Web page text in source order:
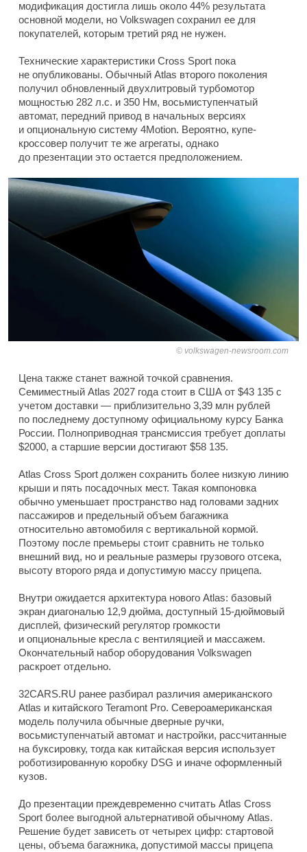
модификация достигла лишь около 44% результата
основной модели, но Volkswagen сохранил ее для
покупателей, которым третий ряд не нужен.
Технические характеристики Cross Sport пока
не опубликованы. Обычный Atlas второго поколения
получил обновленный двухлитровый турбомотор
мощностью 282 л.с. и 350 Нм, восьмиступенчатый
автомат, передний привод в начальных версиях
и опциональную систему 4Motion. Вероятно, купе-
кроссовер получит те же агрегаты, однако
до презентации это остается предположением.
volkswagen-newsroom.com
Цена также станет важной точкой сравнения.
Семиместный Atlas 2027 года стоит в США от $43 135 с
учетом доставки — приблизительно 3,39 млн рублей
по последнему доступному официальному курсу Банка
России. Полноприводная трансмиссия требует доплаты
$2000, а старшие версии достигают $58 135.
Atlas Cross Sport должен сохранить более низкую линию
крыши и пять посадочных мест. Такая компоновка
обычно уменьшает пространство над головами задних
пассажиров и предельный объем багажника
относительно автомобиля с вертикальной кормой.
Поэтому после премьеры стоит сравнить не только
внешний вид, но и реальные размеры грузового отсека,
высоту второго ряда и допустимую массу прицепа.
Внутри ожидается архитектура нового Atlas: базовый
экран диагональю 12,9 дюйма, доступный 15-дюймовый
дисплей, физический регулятор громкости
и опциональные кресла с вентиляцией и массажем.
Окончательный набор оборудования Volkswagen
раскроет отдельно.
32CARS.RU ранее разбирал различия американского
Atlas и китайского Teramont Pro. Североамериканская
модель получила обычные дверные ручки,
восьмиступенчатый автомат и настройки, рассчитанные
на буксировку, тогда как китайская версия использует
роботизированную коробку DSG и иначе оформленный
кузов.
До презентации преждевременно считать Atlas Cross
Sport более выгодной альтернативой обычному Atlas.
Решение будет зависеть от четырех цифр: стартовой
цены, объема багажника, допустимой массы прицепа